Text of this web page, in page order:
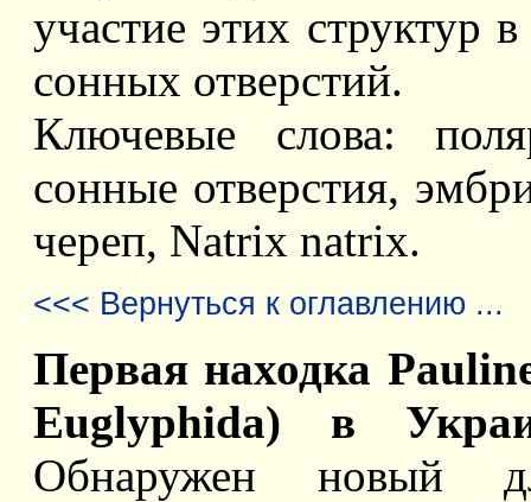
участие этих структур
сонных отверстий.
Ключевые слова:
сонные отверстия,
череп, Natrix natrix.
<<< Вернуться к оглавлению ...
Первая находка
Euglyphida) в
Обнаружен новый